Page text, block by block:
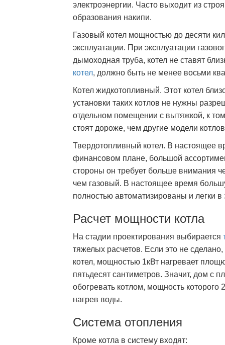
электроэнергии. Часто выходит из
образования накипи.
Газовый котел мощностью до десяти
эксплуатации. При эксплуатации
дымоходная труба, котел не ставят
котел, должно быть не менее восьми
Котел жидкотопливный. Этот котел
установки таких котлов не нужны
отдельном помещении с вытяжкой, к
стоят дороже, чем другие модели
Твердотопливный котел. В настоящее
финансовом плане, большой
стороны он требует больше внимания
чем газовый. В настоящее время
полностью автоматизированы и легки в
Расчет мощности котла
На стадии проектирования выбирается
тяжелых расчетов. Если это не
котел, мощностью 1кВт нагревает
пятьдесят сантиметров. Значит, дом с
обогревать котлом, мощность которого
нагрев воды.
Система отопления
Кроме котла в систему входят: